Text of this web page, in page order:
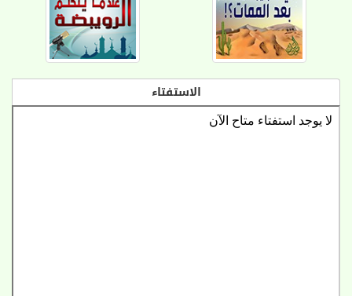
الاستفتاء